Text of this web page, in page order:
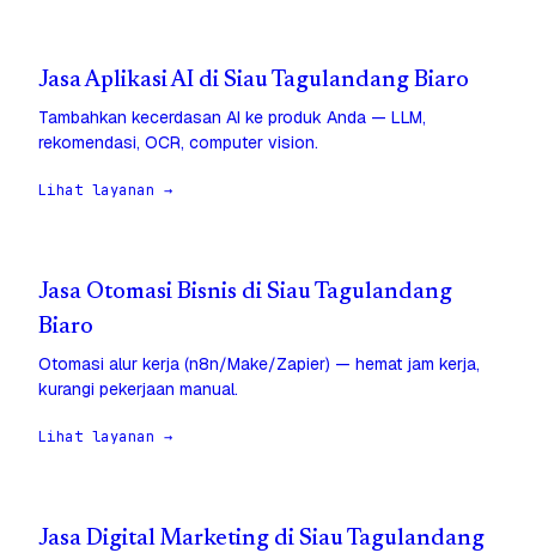
Jasa Aplikasi AI di Siau Tagulandang Biaro
Tambahkan kecerdasan AI ke produk Anda — LLM,
rekomendasi, OCR, computer vision.
Lihat layanan →
Jasa Otomasi Bisnis di Siau Tagulandang
Biaro
Otomasi alur kerja (n8n/Make/Zapier) — hemat jam kerja,
kurangi pekerjaan manual.
Lihat layanan →
Jasa Digital Marketing di Siau Tagulandang